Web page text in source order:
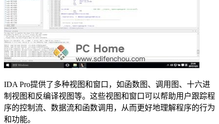
IDA Pro提供了多种视图和窗口，如函数图、调用图、十六进
制视图和反编译视图等。这些视图和窗口可以帮助用户跟踪程
序的控制流、数据流和函数调用，从而更好地理解程序的行为
和功能。